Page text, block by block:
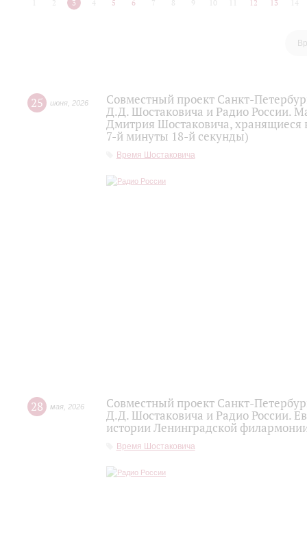
2 3 4 5 6 7 8 9 10 12 13 14
25 июня 2026
Совместный проект Санкт-
Д.Д. Шостаковича и Радио России.
Дмитрия Шостаковича, хранящиеся
7-й минуты 18-й секунды)
Время Шостаковича
28 мая 2026
Совместный проект Санкт-
Д.Д. Шостаковича и Радио России.
истории Ленинградской
Время Шостаковича